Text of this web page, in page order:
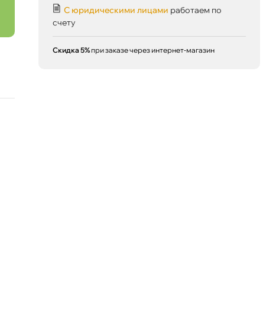
С юридическими лицами работаем по
счету
Скидка 5% при заказе через интернет-магазин